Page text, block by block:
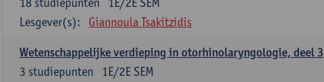
Lesgever(s):
Giannoula Tsakitzidis
Wetenschappelijke verdieping in otorhinolaryngologie, deel 3
1E/2E SEM
3 studiepunten